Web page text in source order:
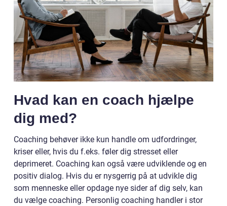
Hvad kan en coach hjælpe
dig med?
Coaching behøver ikke kun handle om udfordringer,
kriser eller, hvis du f.eks. føler dig stresset eller
deprimeret. Coaching kan også være udviklende og en
positiv dialog. Hvis du er nysgerrig på at udvikle dig
som menneske eller opdage nye sider af dig selv, kan
du vælge coaching. Personlig coaching handler i stor